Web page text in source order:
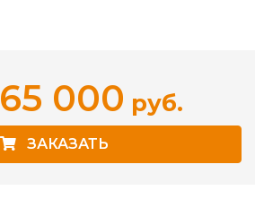
65 000 руб.
ЗАКАЗАТЬ